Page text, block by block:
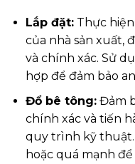
Lắp đặt:Thực
của nhà sản xuất,
và chính xác. Sử
hợp để đảm bảo
Đổ bê tông:Đảm
chính xác và tiến
quy trình kỹ
hoặc quá mạnh